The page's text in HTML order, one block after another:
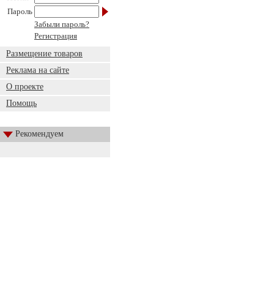
Пароль
Забыли пароль?
Регистрация
Размещение товаров
Реклама на сайте
О проекте
Помощь
Рекомендуем